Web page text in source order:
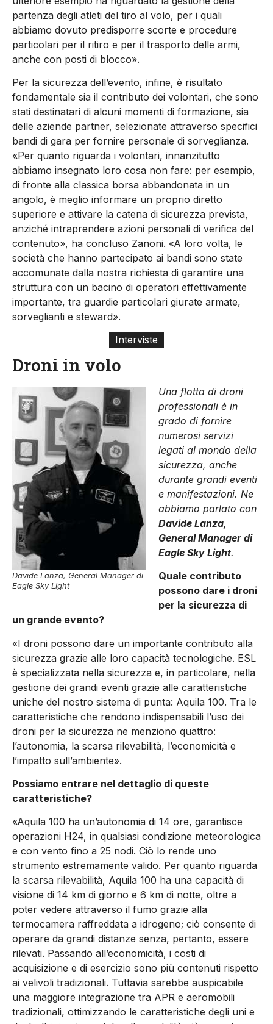
partenza degli atleti del tiro al volo, per i quali
abbiamo dovuto predisporre scorte e procedure
particolari per il ritiro e per il trasporto delle armi,
anche con posti di blocco».
Per la sicurezza dell’evento, infine, è risultato
fondamentale sia il contributo dei volontari, che sono
stati destinatari di alcuni momenti di formazione, sia
delle aziende partner, selezionate attraverso specifici
bandi di gara per fornire personale di sorveglianza.
«Per quanto riguarda i volontari, innanzitutto
abbiamo insegnato loro cosa non fare: per esempio,
di fronte alla classica borsa abbandonata in un
angolo, è meglio informare un proprio diretto
superiore e attivare la catena di sicurezza prevista,
anziché intraprendere azioni personali di verifica del
contenuto», ha concluso Zanoni. «A loro volta, le
società che hanno partecipato ai bandi sono state
accomunate dalla nostra richiesta di garantire una
struttura con un bacino di operatori effettivamente
importante, tra guardie particolari giurate armate,
sorveglianti e steward».
Interviste
Droni in volo
Davide Lanza, General Manager di
Eagle Sky Light
Una flotta di droni
professionali è in
grado di fornire
numerosi servizi
legati al mondo della
sicurezza, anche
durante grandi eventi
e manifestazioni. Ne
abbiamo parlato con
Davide Lanza,
General Manager di
Eagle Sky Light.
Quale contributo
possono dare i droni
per la sicurezza di
un grande evento?
«I droni possono dare un importante contributo alla
sicurezza grazie alle loro capacità tecnologiche. ESL
è specializzata nella sicurezza e, in particolare, nella
gestione dei grandi eventi grazie alle caratteristiche
uniche del nostro sistema di punta: Aquila 100. Tra le
caratteristiche che rendono indispensabili l’uso dei
droni per la sicurezza ne menziono quattro:
l’autonomia, la scarsa rilevabilità, l’economicità e
l’impatto sull’ambiente».
Possiamo entrare nel dettaglio di queste
caratteristiche?
«Aquila 100 ha un’autonomia di 14 ore, garantisce
operazioni H24, in qualsiasi condizione meteorologica
e con vento fino a 25 nodi. Ciò lo rende uno
strumento estremamente valido. Per quanto riguarda
la scarsa rilevabilità, Aquila 100 ha una capacità di
visione di 14 km di giorno e 6 km di notte, oltre a
poter vedere attraverso il fumo grazie alla
termocamera raffreddata a idrogeno; ciò consente di
operare da grandi distanze senza, pertanto, essere
rilevati. Passando all’economicità, i costi di
acquisizione e di esercizio sono più contenuti rispetto
ai velivoli tradizionali. Tuttavia sarebbe auspicabile
una maggiore integrazione tra APR e aeromobili
tradizionali, ottimizzando le caratteristiche degli uni e